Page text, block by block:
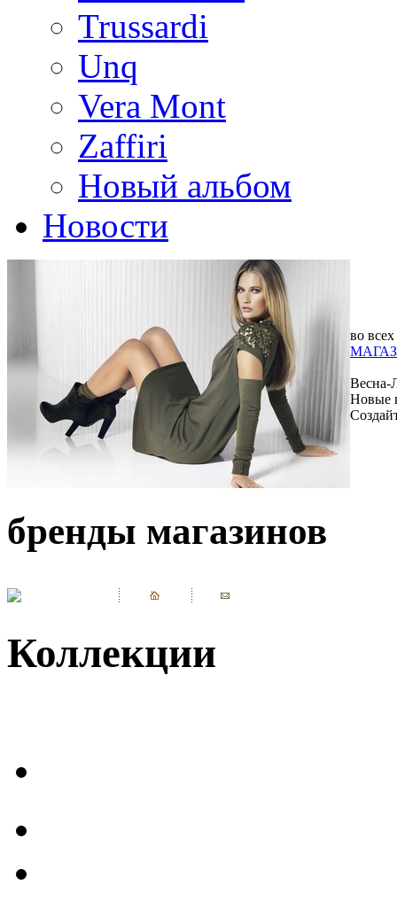
Trussardi
Unq
Vera Mont
Zaffiri
Новый альбом
Новости
во всех
Весна-
Новые
бренды магазинов
Коллекции